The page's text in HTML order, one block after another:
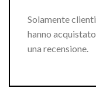
Solamente
hanno
una recensione.